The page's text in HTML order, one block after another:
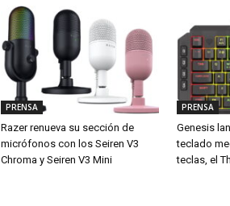
PRENSA
Razer renueva su sección de
micrófonos con los Seiren V3
Chroma y Seiren V3 Mini
PRENSA
Genesis
teclado
teclas, el